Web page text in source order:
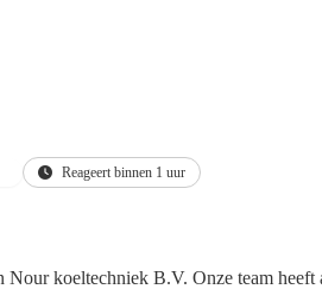
Reageert binnen 1 uur
koeltechniek B.V. Onze team